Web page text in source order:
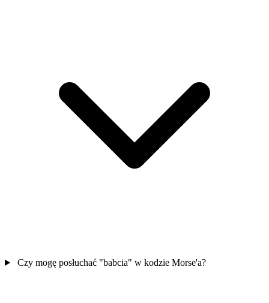
Czy mogę posłuchać "babcia" w kodzie Morse'a?